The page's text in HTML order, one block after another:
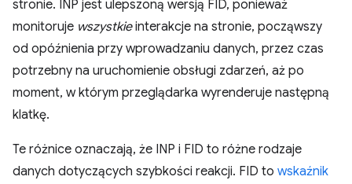
stronie. INP jest ulepszoną wersją FID, ponieważ
monitoruje wszystkieinterakcje na stronie, począwszy
od opóźnienia przy wprowadzaniu danych, przez czas
potrzebny na uruchomienie obsługi zdarzeń, aż po
moment, w którym przeglądarka wyrenderuje następną
klatkę.
Te różnice oznaczają, że INP i FID to różne rodzaje
danych dotyczących szybkości reakcji. FID to wskaźnik